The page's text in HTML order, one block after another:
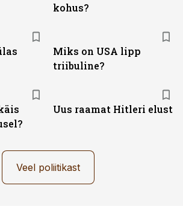
kohus?
Miks on USA lipp
triibuline?
Uus raamat Hitleri elust
Veel poliitikast